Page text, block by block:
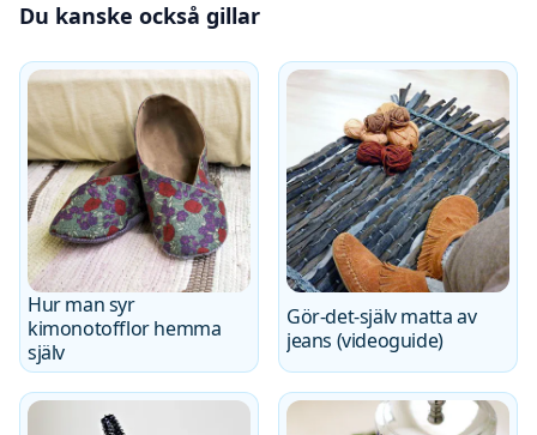
Du kanske också gillar
Hur man syr
kimonotofflor hemma
själv
Gör-det-själv matta av
jeans (videoguide)